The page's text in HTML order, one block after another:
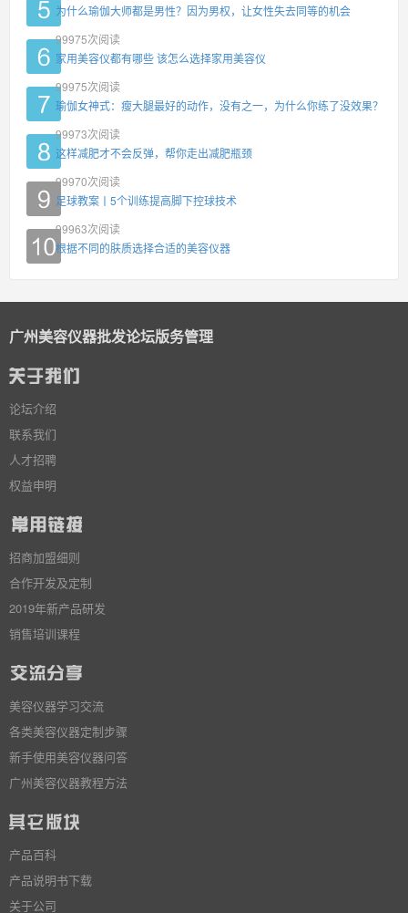
为什么瑜伽大师都是男性？因为男权，让女性失去同等的机会
99975次阅读
家用美容仪都有哪些 该怎么选择家用美容仪
99975次阅读
瑜伽女神式：瘦大腿最好的动作，没有之一，为什么你练了没效果？
99973次阅读
这样减肥才不会反弹，帮你走出减肥瓶颈
99970次阅读
足球教案丨5个训练提高脚下控球技术
99963次阅读
根据不同的肤质选择合适的美容仪器
广州美容仪器批发论坛版务管理
论坛介绍
联系我们
人才招聘
权益申明
招商加盟细则
合作开发及定制
2019年新产品研发
销售培训课程
美容仪器学习交流
各类美容仪器定制步骤
新手使用美容仪器问答
广州美容仪器教程方法
产品百科
产品说明书下载
关于公司